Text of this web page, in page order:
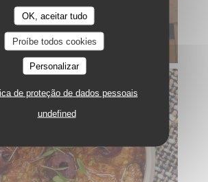
OK, aceitar tudo
Proíbe todos cookies
Personalizar
de proteção de dados pessoais
undefined